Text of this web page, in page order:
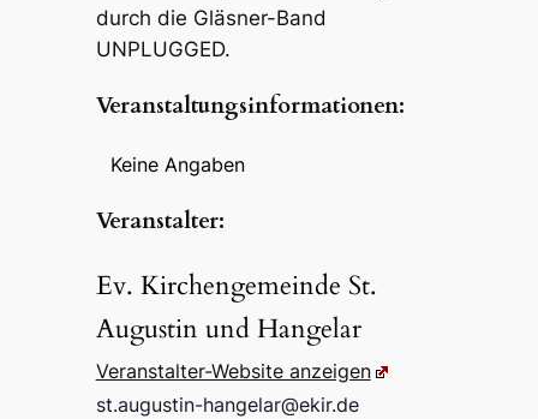
durch die Gläs­ner-Band
UNPLUGGED.
Veran­stal­tungs­in­for­ma­tio­nen:
Keine Anga­ben
Veran­stal­ter:
Ev. Kirchen­ge­mein­de St.
Augus­tin und Hangelar
Veran­stal­ter-Website anzei­gen
st.​augustin-​hangelar@​ekir.​de